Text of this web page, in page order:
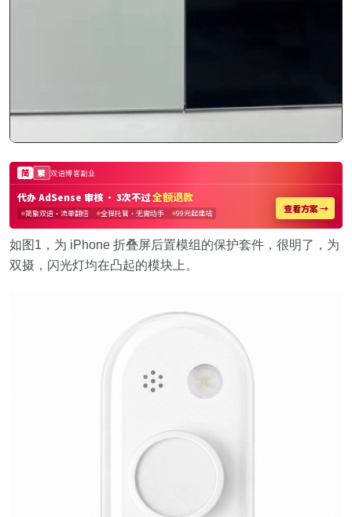
如图1，为 iPhone 折叠屏后置模组的保护套件，很明了，为
双摄，闪光灯均在凸起的模块上。